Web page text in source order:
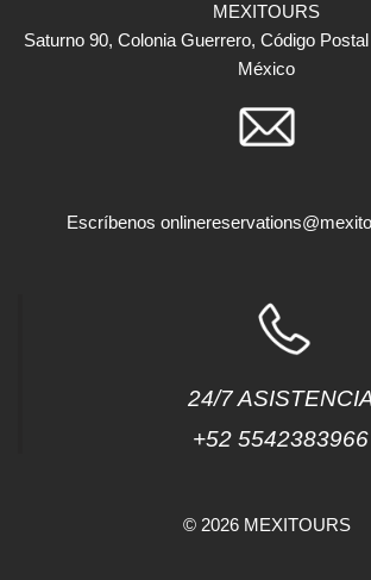
MEXITOURS
Saturno 90, Colonia Guerrero, Código
México
Escríbenos
24/7
+52 5542383966
© 2026 MEXITOURS